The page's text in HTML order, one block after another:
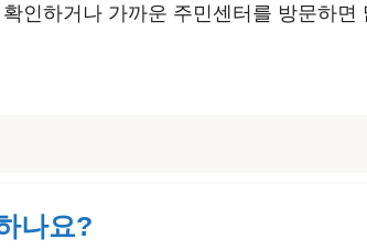
인하거나 가까운 주민센터를 방문하
나요?